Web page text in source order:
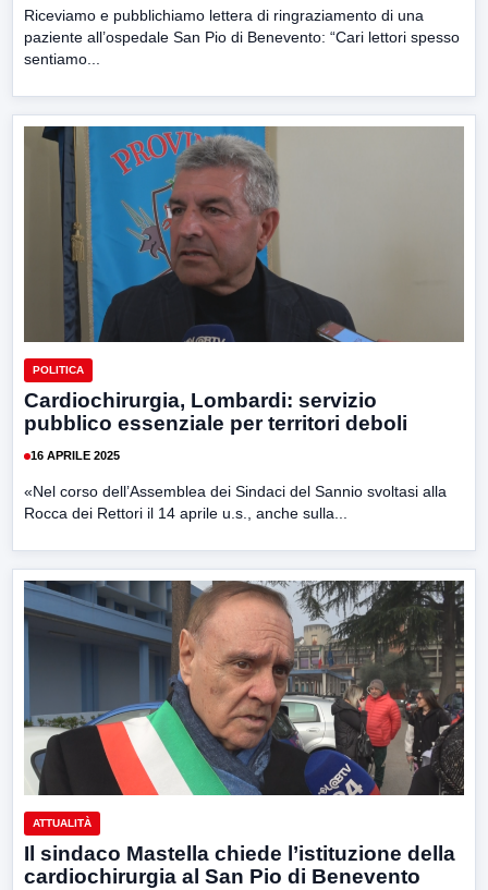
Riceviamo e pubblichiamo lettera di ringraziamento di una
paziente all’ospedale San Pio di Benevento: “Cari lettori spesso
sentiamo...
POLITICA
Cardiochirurgia, Lombardi: servizio
pubblico essenziale per territori deboli
16 APRILE 2025
«Nel corso dell’Assemblea dei Sindaci del Sannio svoltasi alla
Rocca dei Rettori il 14 aprile u.s., anche sulla...
ATTUALITÀ
Il sindaco Mastella chiede l’istituzione della
cardiochirurgia al San Pio di Benevento